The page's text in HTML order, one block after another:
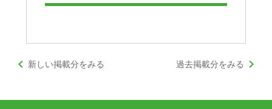
keyboard_arrow_left新しい掲載分をみる 過去掲載分をみる keyboard_arrow_right